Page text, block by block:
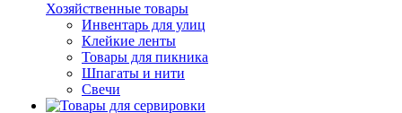
Хозяйственные товары
Инвентарь для улиц
Клейкие ленты
Товары для пикника
Шпагаты и нити
Свечи